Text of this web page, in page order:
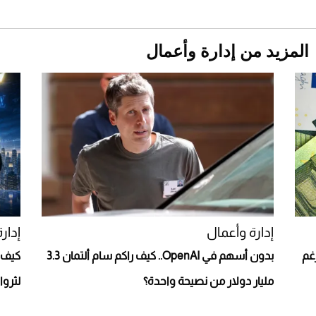
Aston Martin Valiant: على هوى الأبطال
المزيد من إدارة وأعمال
رغم
إدارة وأعمال
بدون أسهم في OpenAI.. كيف راكم سام ألتمان 3.3
مليار دولار من نصيحة واحدة؟